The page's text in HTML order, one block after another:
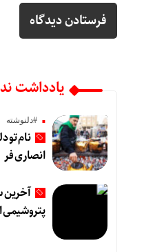
یادداشت
#دلنوشته
نام تو
انصاری فر
آخرین
پتروشیمی